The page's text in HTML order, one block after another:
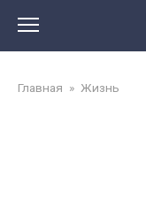
змісту
Главная » Жизнь